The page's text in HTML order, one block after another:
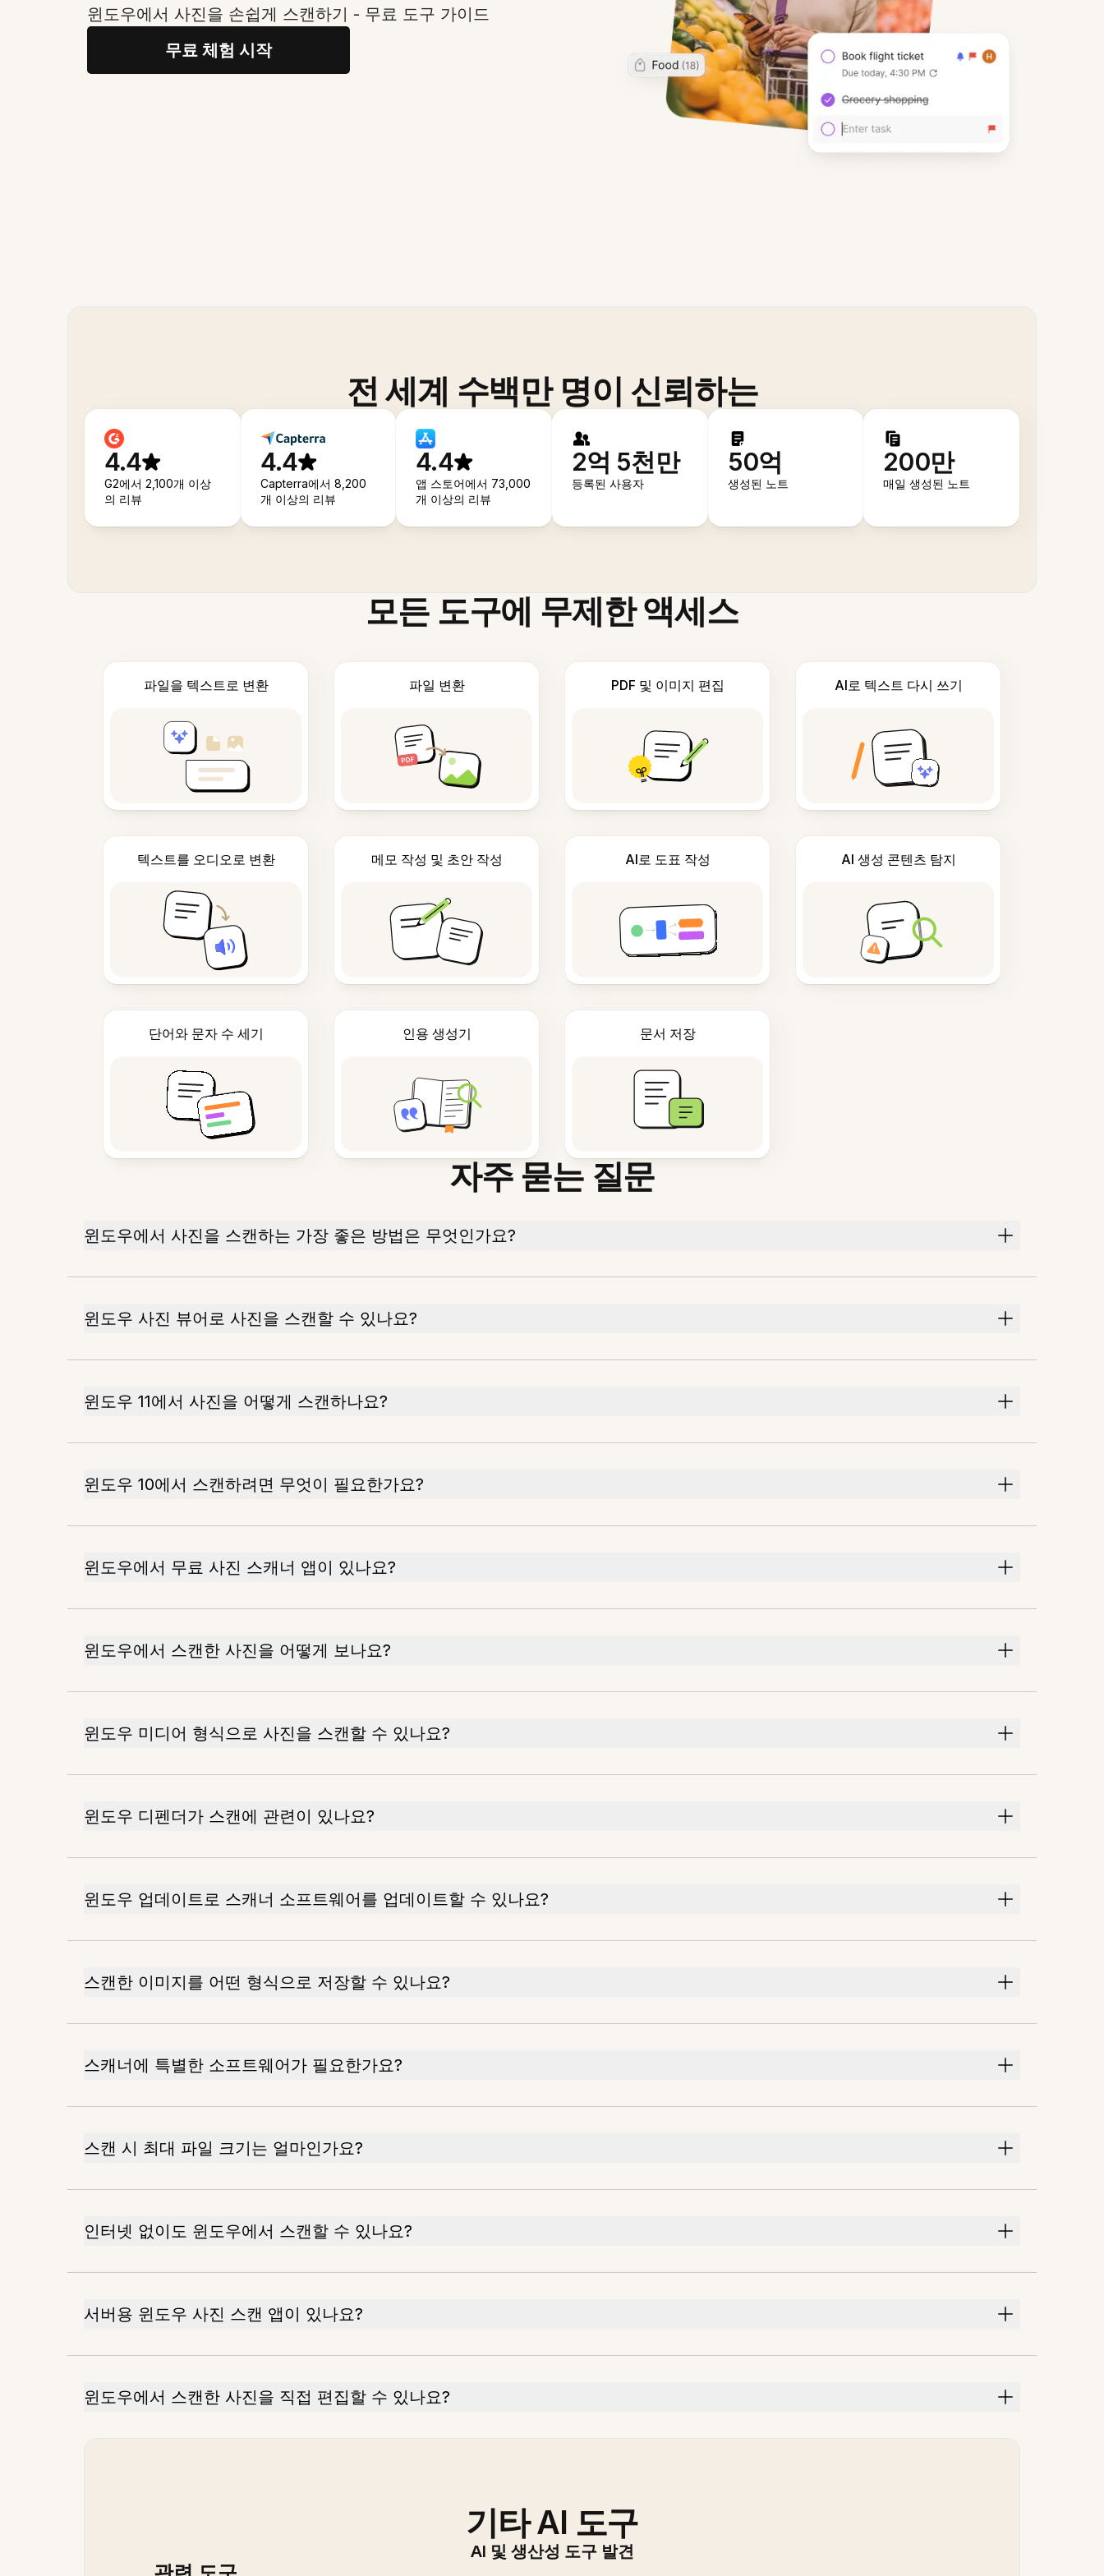
윈도우에서 사진을 손쉽게 스캔하기 - 무료 도구 가이드
무료 체험 시작
전 세계 수백만 명이 신뢰하는
4.4
G2에서 2,100개 이상
의 리뷰
4.4
Capterra에서 8,200
개 이상의 리뷰
4.4
앱 스토어에서 73,000
개 이상의 리뷰
2억 5천만
등록된 사용자
50억
생성된 노트
200만
매일 생성된 노트
모든 도구에 무제한 액세스
파일을 텍스트로 변환 파일 변환 PDF 및 이미지 편집 AI로 텍스트 다시 쓰기
텍스트를 오디오로 변환 메모 작성 및 초안 작성 AI로 도표 작성 AI 생성 콘텐츠 탐지
단어와 문자 수 세기 인용 생성기 문서 저장
자주 묻는 질문
윈도우에서 사진을 스캔하는 가장 좋은 방법은 무엇인가요?
윈도우 사진 뷰어로 사진을 스캔할 수 있나요?
윈도우 11에서 사진을 어떻게 스캔하나요?
윈도우 10에서 스캔하려면 무엇이 필요한가요?
윈도우에서 무료 사진 스캐너 앱이 있나요?
윈도우에서 스캔한 사진을 어떻게 보나요?
윈도우 미디어 형식으로 사진을 스캔할 수 있나요?
윈도우 디펜더가 스캔에 관련이 있나요?
윈도우 업데이트로 스캐너 소프트웨어를 업데이트할 수 있나요?
스캔한 이미지를 어떤 형식으로 저장할 수 있나요?
스캐너에 특별한 소프트웨어가 필요한가요?
스캔 시 최대 파일 크기는 얼마인가요?
인터넷 없이도 윈도우에서 스캔할 수 있나요?
서버용 윈도우 사진 스캔 앱이 있나요?
윈도우에서 스캔한 사진을 직접 편집할 수 있나요?
기타 AI 도구
AI 및 생산성 도구 발견